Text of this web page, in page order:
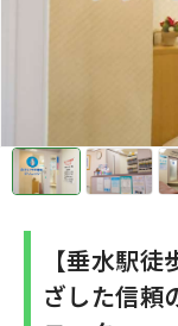
【垂水駅
ざした信頼